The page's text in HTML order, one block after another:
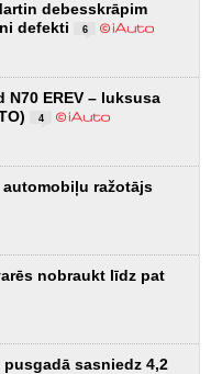
debesskrāpim
defekti
6
N70 EREV – luksusa
4
ražotājs
nobraukt līdz pat
sasniedz 4,2